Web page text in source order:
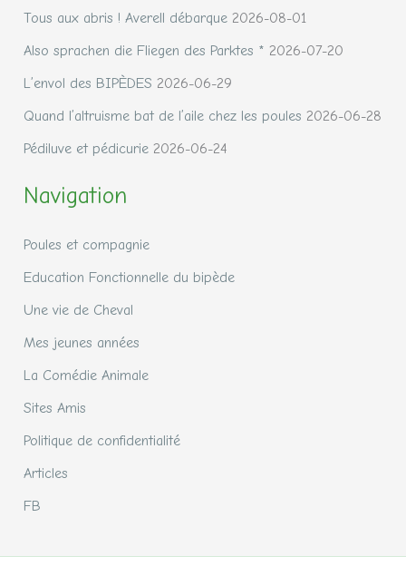
Tous aux abris ! Averell débarque 2026-08-01
Also sprachen die Fliegen des Parktes * 2026-07-20
L’envol des BIPÈDES 2026-06-29
Quand l’altruisme bat de l’aile chez les poules 2026-06-28
Pédiluve et pédicurie 2026-06-24
Navigation
Poules et compagnie
Education Fonctionnelle du bipède
Une vie de Cheval
Mes jeunes années
La Comédie Animale
Sites Amis
Politique de confidentialité
Articles
FB